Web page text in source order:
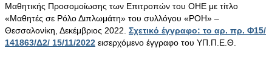
Μαθητικής Προσομοίωσης των Επιτροπών του ΟΗΕ με τίτλο
«Μαθητές σε Ρόλο Διπλωμάτη» του συλλόγου «ΡΟΗ» –
Θεσσαλονίκη, Δεκέμβριος 2022. Σχετικό έγγραφο: το αρ. πρ. Φ15/
141863/Δ2/ 15/11/2022 εισερχόμενο έγγραφο του ΥΠ.Π.Ε.Θ.